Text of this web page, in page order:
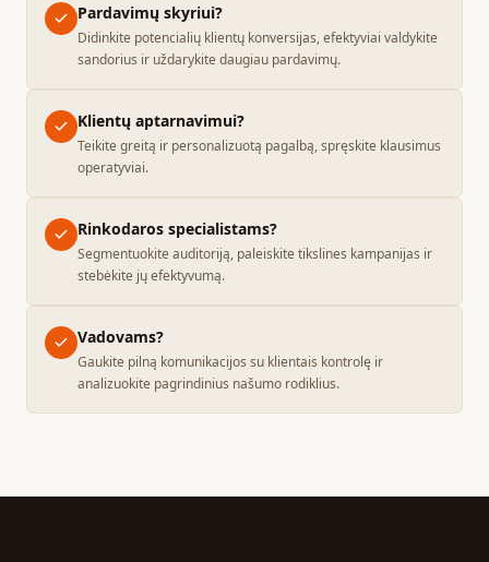
Pardavimų skyriui?
Didinkite potencialių klientų konversijas, efektyviai valdykite
sandorius ir uždarykite daugiau pardavimų.
Klientų aptarnavimui?
Teikite greitą ir personalizuotą pagalbą, spręskite klausimus
operatyviai.
Rinkodaros specialistams?
Segmentuokite auditoriją, paleiskite tikslines kampanijas ir
stebėkite jų efektyvumą.
Vadovams?
Gaukite pilną komunikacijos su klientais kontrolę ir
analizuokite pagrindinius našumo rodiklius.